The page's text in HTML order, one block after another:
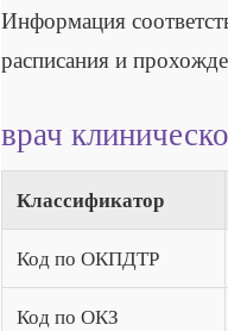
Информация
расписания и
врач
Классификатор
Код по ОКПДТР
Код по ОКЗ